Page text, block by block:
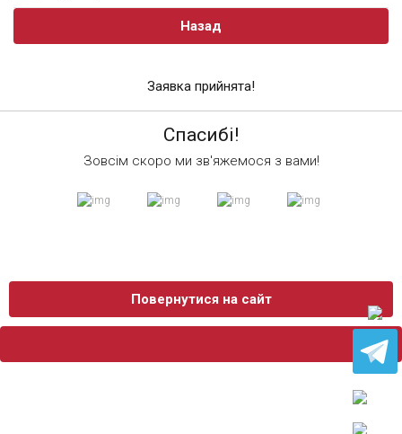
Назад
Заявка прийнята!
Спасибі!
Зовсім скоро ми зв'яжемося з вами!
Повернутися на сайт